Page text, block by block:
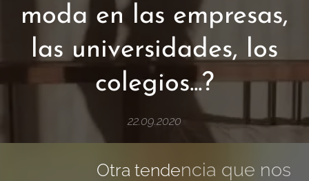
moda en las empresas,
las universidades, los
colegios...?
22.09.2020
Otra tendencia que nos